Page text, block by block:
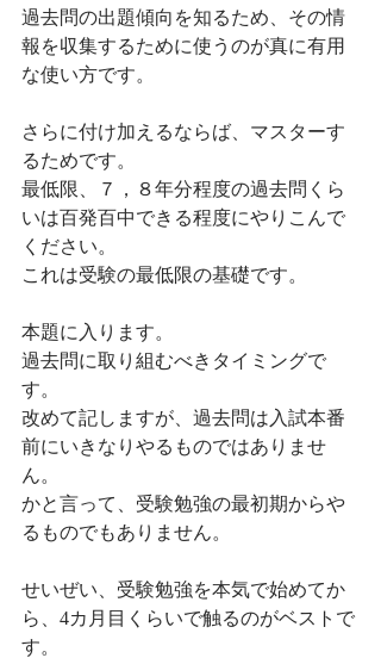
過去問の出題傾向を知るため、その情
報を収集するために使うのが真に有用
な使い方です。
さらに付け加えるならば、マスターす
るためです。
最低限、７，８年分程度の過去問くら
いは百発百中できる程度にやりこんで
ください。
これは受験の最低限の基礎です。
本題に入ります。
過去問に取り組むべきタイミングで
す。
改めて記しますが、過去問は入試本番
前にいきなりやるものではありませ
ん。
かと言って、受験勉強の最初期からや
るものでもありません。
せいぜい、受験勉強を本気で始めてか
ら、4カ月目くらいで触るのがベストで
す。